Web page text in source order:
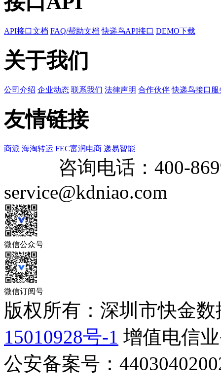
API接口文档 FAQ/帮助文档 快递鸟API接口 DEMO下载
关于我们
公司介绍 企业动态 联系我们 法律声明 合作伙伴 快递鸟接口服
友情链接
商派 海淘转运 FEC富润电商 递易智能
咨询电话： 400-
service@kdniao.com
微信公众号
微信订阅号
版权所有：深圳市快金
15010928号-1 增值电信
公安备案号：